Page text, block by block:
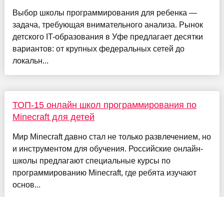
Выбор школы программирования для ребенка —
задача, требующая внимательного анализа. Рынок
детского IT-образования в Уфе предлагает десятки
вариантов: от крупных федеральных сетей до
локальн...
ТОП-15 онлайн школ программирования по
Minecraft для детей
Мир Minecraft давно стал не только развлечением, но
и инструментом для обучения. Российские онлайн-
школы предлагают специальные курсы по
программированию Minecraft, где ребята изучают
основ...